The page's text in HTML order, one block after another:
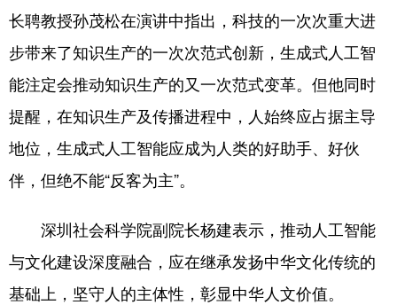
长聘教授孙茂松在演讲中指出，科技的一次次重大进
步带来了知识生产的一次次范式创新，生成式人工智
能注定会推动知识生产的又一次范式变革。但他同时
提醒，在知识生产及传播进程中，人始终应占据主导
地位，生成式人工智能应成为人类的好助手、好伙
伴，但绝不能“反客为主”。
深圳社会科学院副院长杨建表示，推动人工智能
与文化建设深度融合，应在继承发扬中华文化传统的
基础上，坚守人的主体性，彰显中华人文价值。